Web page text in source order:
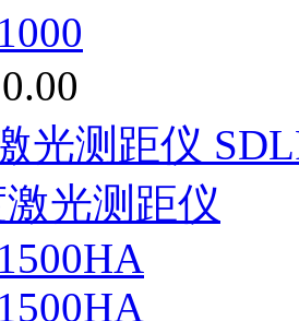
光测距仪